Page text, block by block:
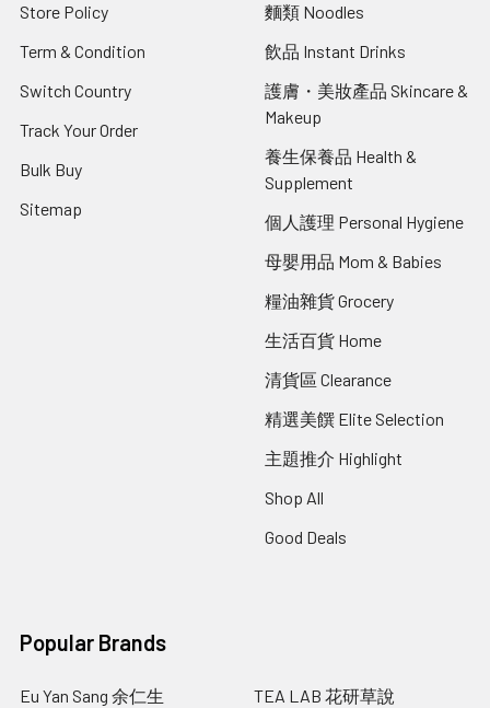
Store Policy
Term & Condition
Switch Country
Track Your Order
Bulk Buy
Sitemap
麵類 Noodles
飲品 Instant Drinks
護膚・美妝產品 Skincare &
Makeup
養生保養品 Health &
Supplement
個人護理 Personal Hygiene
母嬰用品 Mom & Babies
糧油雜貨 Grocery
生活百貨 Home
清貨區 Clearance
精選美饌 Elite Selection
主題推介 Highlight
Shop All
Good Deals
Popular Brands
Eu Yan Sang 余仁生 TEA LAB 花研草說